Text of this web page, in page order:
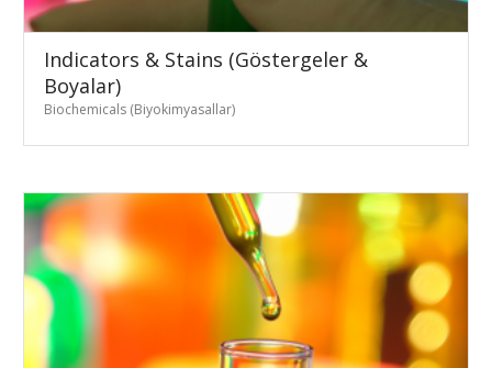
Indicators & Stains (Göstergeler &
Boyalar)
Biochemicals (Biyokimyasallar)